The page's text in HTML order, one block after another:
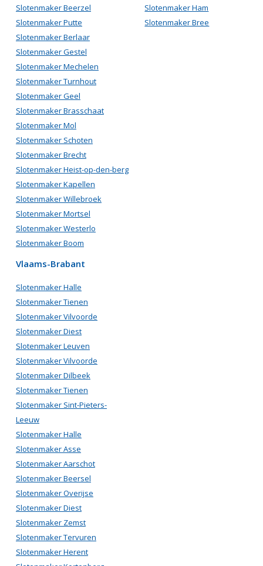
Slotenmaker Beerzel
Slotenmaker Putte
Slotenmaker Berlaar
Slotenmaker Gestel
Slotenmaker Mechelen
Slotenmaker Turnhout
Slotenmaker Geel
Slotenmaker Brasschaat
Slotenmaker Mol
Slotenmaker Schoten
Slotenmaker Brecht
Slotenmaker Heist-op-den-berg
Slotenmaker Kapellen
Slotenmaker Willebroek
Slotenmaker Mortsel
Slotenmaker Westerlo
Slotenmaker Boom
Slotenmaker Ham
Slotenmaker Bree
Vlaams-Brabant
Slotenmaker Halle
Slotenmaker Tienen
Slotenmaker Vilvoorde
Slotenmaker Diest
Slotenmaker Leuven
Slotenmaker Vilvoorde
Slotenmaker Dilbeek
Slotenmaker Tienen
Slotenmaker Sint-Pieters-
Leeuw
Slotenmaker Halle
Slotenmaker Asse
Slotenmaker Aarschot
Slotenmaker Beersel
Slotenmaker Overijse
Slotenmaker Diest
Slotenmaker Zemst
Slotenmaker Tervuren
Slotenmaker Herent